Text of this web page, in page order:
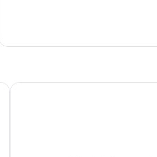
る
コーディス香港 (香港康得思酒店)